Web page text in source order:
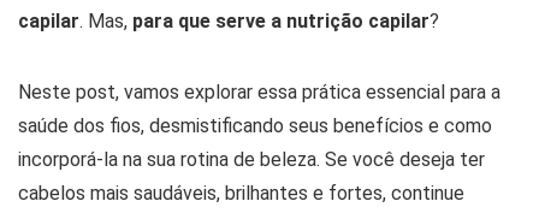
capilar. Mas, para que serve a nutrição capilar?
Neste post, vamos explorar essa prática essencial para a
saúde dos fios, desmistificando seus benefícios e como
incorporá-la na sua rotina de beleza. Se você deseja ter
cabelos mais saudáveis, brilhantes e fortes, continue